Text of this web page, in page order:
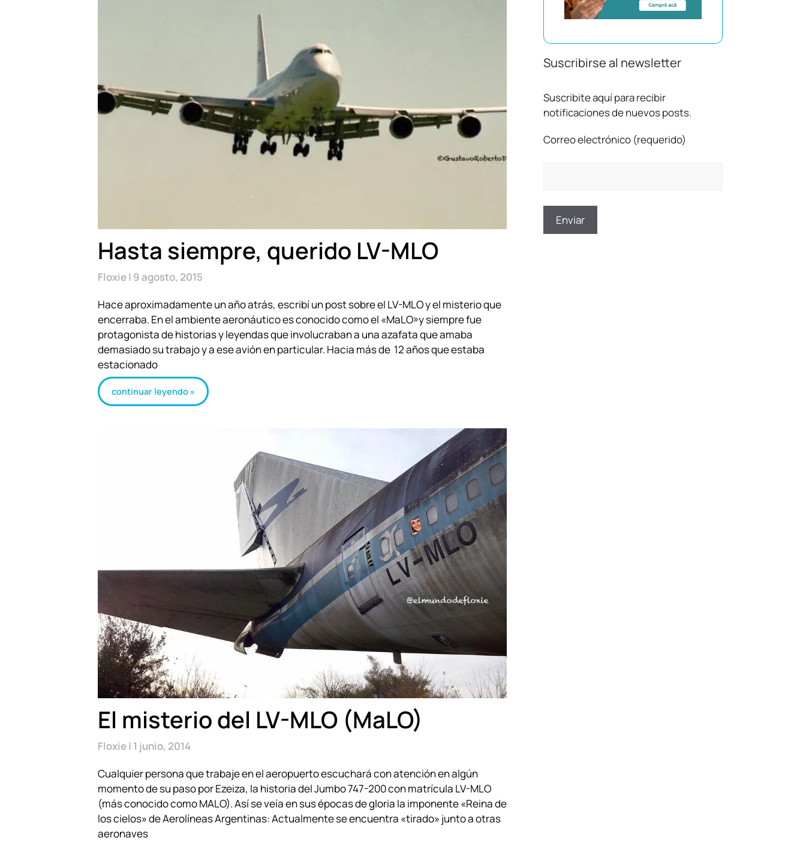
Suscribirse al newsletter
Suscribite aquí para recibir
notificaciones de nuevos posts.
Correo electrónico (requerido)
Hasta siempre, querido LV-MLO
Floxie 9 agosto, 2015
Hace aproximadamente un año atrás, escribí un post sobre el LV-MLO y el misterio que
encerraba. En el ambiente aeronáutico es conocido como el «MaLO»y siempre fue
protagonista de historias y leyendas que involucraban a una azafata que amaba
demasiado su trabajo y a ese avión en particular. Hacia más de 12 años que estaba
estacionado
continuar leyendo »
El misterio del LV-MLO (MaLO)
Floxie 1 junio, 2014
Cualquier persona que trabaje en el aeropuerto escuchará con atención en algún
momento de su paso por Ezeiza, la historia del Jumbo 747-200 con matrícula LV-MLO
(más conocido como MALO). Así se veía en sus épocas de gloria la imponente «Reina de
los cielos» de Aerolíneas Argentinas: Actualmente se encuentra «tirado» junto a otras
aeronaves